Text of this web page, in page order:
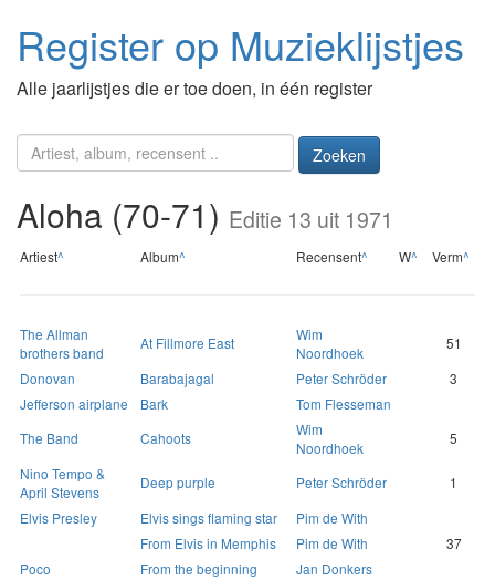
Register op Muzieklijstjes
Alle jaarlijstjes die er toe doen, in één register
Zoeken
Aloha (70-71) Editie 13 uit 1971
Artiest^ Album^ Recensent^ W^ Verm^
The Allman
brothers band
At Fillmore East
Wim
Noordhoek
51
Donovan
Barabajagal Peter Schröder
3
Jefferson airplane
Bark
Tom Flesseman
The Band
Cahoots
Wim
Noordhoek
5
Nino Tempo &
April Stevens
Deep purple Peter Schröder
1
Elvis Presley
Elvis sings flaming star
Pim de With
From Elvis in Memphis
Pim de With
37
Poco
From the beginning
Jan Donkers